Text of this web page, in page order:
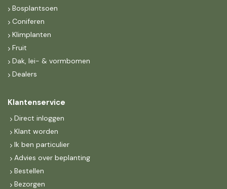
Bosplantsoen
Coniferen
Klimplanten
Fruit
Dak, lei- & vormbomen
Dealers
Klantenservice
Direct inloggen
Klant worden
Ik ben particulier
Advies over beplanting
Bestellen
Bezorgen